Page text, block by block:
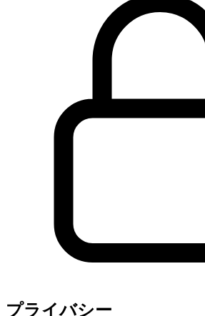
プライバシー